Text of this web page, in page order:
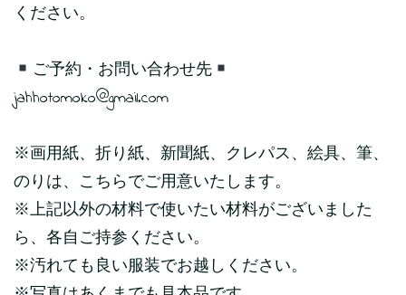
ください。
ご予約・お問い合わせ先
jahhotomoko@gmail.com
※画用紙、折り紙、新聞紙、クレパス、絵具、筆、
のりは、こちらでご用意いたします。
※上記以外の材料で使いたい材料がございました
ら、各自ご持参ください。
※汚れても良い服装でお越しください。